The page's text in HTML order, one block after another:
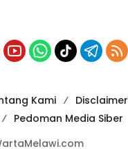
Kami
Disclaimer
Pedoman Media Siber